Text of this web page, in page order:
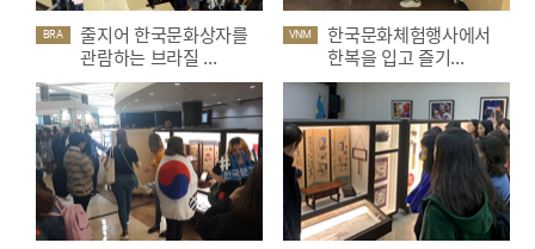
BRA
줄지어 한국문화상자를
관람하는 브라질 ...
VNM
한국문화체험행사에서
한복을 입고 즐기...